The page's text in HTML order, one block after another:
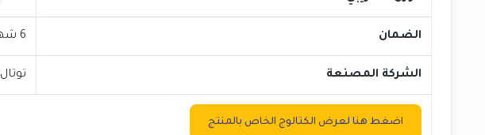
الضمان 6 شهور
الشركة المصنعة توتال
اضغط هنا لعرض الكتالوج الخاص بالمنتج